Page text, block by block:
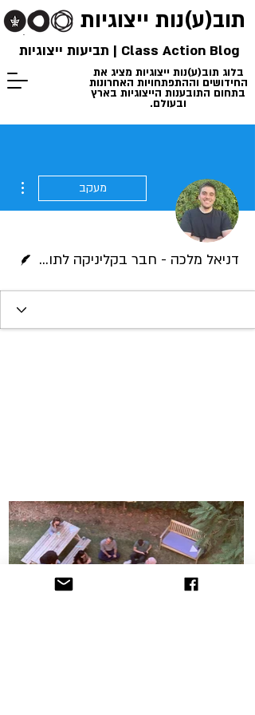
תוב(ע)נות ייצוגיות
בלוג תוב(ע)נות ייצוגיות מציג את
החידושים וההתפתחויות האחרונות
בתחום התובענות הייצוגיות בארץ
ובעולם.
Class Action Blog | תביעות ייצוגיות
מעקב
דניאל מלכה - חבר בקליניקה לתובענות ייצוגיות